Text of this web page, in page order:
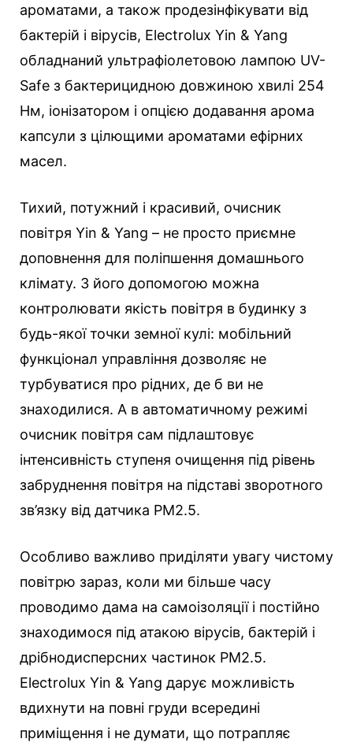
ароматами, а також продезінфікувати від
бактерій і вірусів, Electrolux Yin & Yang
обладнаний ультрафіолетовою лампою UV-
Safe з бактерицидною довжиною хвилі 254
Нм, іонізатором і опцією додавання арома
капсули з цілющими ароматами ефірних
масел.
Тихий, потужний і красивий, очисник
повітря Yin & Yang – не просто приємне
доповнення для поліпшення домашнього
клімату. З його допомогою можна
контролювати якість повітря в будинку з
будь-якої точки земної кулі: мобільний
функціонал управління дозволяє не
турбуватися про рідних, де б ви не
знаходилися. А в автоматичному режимі
очисник повітря сам підлаштовує
інтенсивність ступеня очищення під рівень
забруднення повітря на підставі зворотного
зв’язку від датчика РМ2.5.
Особливо важливо приділяти увагу чистому
повітрю зараз, коли ми більше часу
проводимо дама на самоізоляції і постійно
знаходимося під атакою вірусів, бактерій і
дрібнодисперсних частинок РМ2.5.
Electrolux Yin & Yang дарує можливість
вдихнути на повні груди всередині
приміщення і не думати, що потрапляє